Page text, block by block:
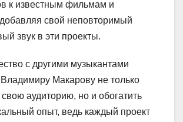
к известным фильмам и
свой неповторимый
звук в эти проекты.
с другими музыкантами
Макарову не только
аудиторию, но и обогатить
опыт, ведь каждый проект